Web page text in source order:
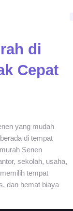
di
Cepat
yang mudah
di tempat
Senen
sekolah, usaha,
tempat
dan hemat biaya